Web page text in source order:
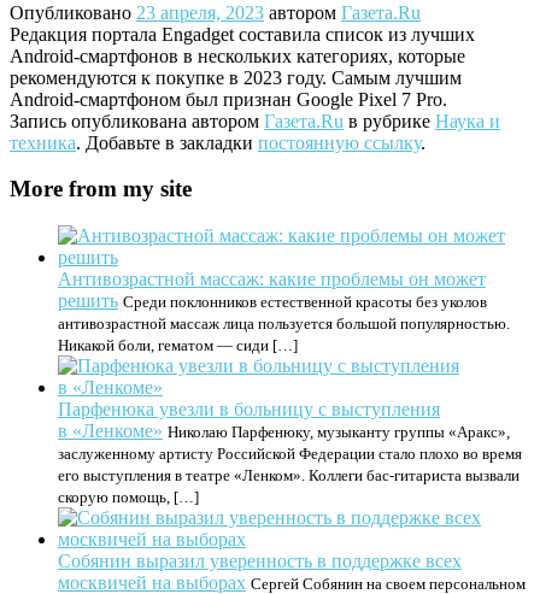
Опубликовано 23 апреля, 2023 автором Газета.Ru
Редакция портала Engadget составила список из лучших
Android-смартфонов в нескольких категориях, которые
рекомендуются к покупке в 2023 году. Самым лучшим
Android-смартфоном был признан Google Pixel 7 Pro.
Запись опубликована автором Газета.Ru в рубрике Наука и
техника. Добавьте в закладки постоянную ссылку.
More from my site
Антивозрастной массаж: какие проблемы он может
решить Среди поклонников естественной красоты без уколов
антивозрастной массаж лица пользуется большой популярностью.
Никакой боли, гематом — сиди […]
Парфенюка увезли в больницу с выступления
в «Ленкоме» Николаю Парфенюку, музыканту группы «Аракс»,
заслуженному артисту Российской Федерации стало плохо во время
его выступления в театре «Ленком». Коллеги бас-гитариста вызвали
скорую помощь, […]
Собянин выразил уверенность в поддержке всех
москвичей на выборах Сергей Собянин на своем персональном